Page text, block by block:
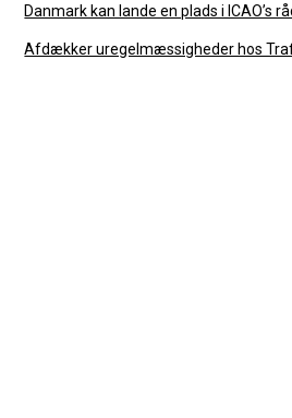
Danmark kan lande en plads i ICAO’s
Afdækker uregelmæssigheder hos